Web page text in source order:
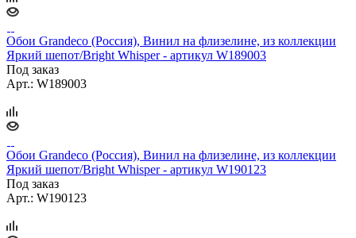
Обои Grandeco (Россия), Винил на флизелине, из коллекции
Яркий шепот/Bright Whisper - артикул W189003
Под заказ
Арт.: W189003
Обои Grandeco (Россия), Винил на флизелине, из коллекции
Яркий шепот/Bright Whisper - артикул W190123
Под заказ
Арт.: W190123